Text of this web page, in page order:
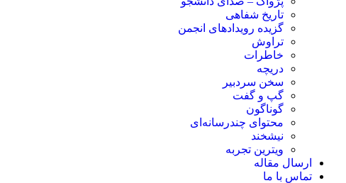
تاریخ شفاهی
گزیده رویدادهای انجمن
تراوش
خاطرات
دریچه
سخن سردبیر
گپ و گفت
گوناگون
محتوای چندرسانه‌ای
نیشخند
ویترین تجربه
ارسال مقاله
تماس با ما